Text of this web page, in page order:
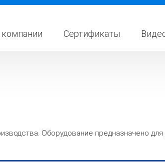
Сертификаты
Оборудование предназначено для